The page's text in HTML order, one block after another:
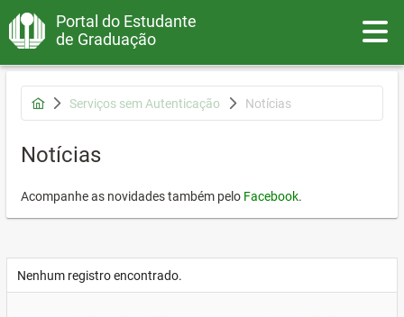
Portal do Estudante
de Graduação
Serviços sem Autenticação Notícias
Notícias
Acompanhe as novidades também pelo Facebook.
Nenhum registro encontrado.